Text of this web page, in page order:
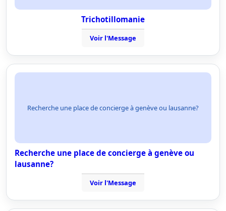
Trichotillomanie
Voir l'Message
Recherche une place de concierge à genève ou lausanne?
Recherche une place de concierge à genève ou
lausanne?
Voir l'Message